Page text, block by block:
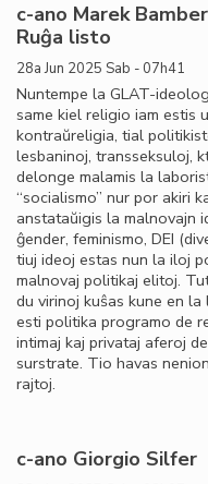
c-ano Marek
Ruĝa listo
28a Jun 2025 Sab - 07h41
Nuntempe la GLAT-
same kiel religio iam estis
kontraŭreligia, tial
lesbaninoj, transseksuloj,
delonge malamis la
“socialismo” nur por akiri
anstataŭigis la malnovajn
ĝender, feminismo, DEI
tiuj ideoj estas nun la iloj
malnovaj politikaj elitoj.
du virinoj kuŝas kune en
esti politika programo de
intimaj kaj privataj aferoj
surstrate. Tio havas
rajtoj.
c-ano Giorgio Silfer